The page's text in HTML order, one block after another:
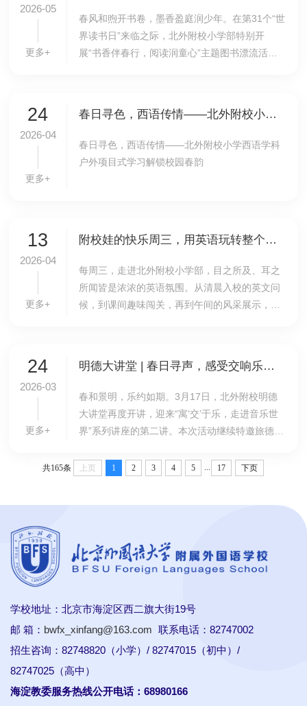
2026-05
更多+
春风和煦开书卷，墨香盈庭润少年。在第31个“世
界读书日”来临之际，北外附校小学部特别开
展“书香伴春行，阅读润童心”主题图书漂流活
24
2026-04
更多+
春日寻色，西语传情——北外附校小学西语学科户外项目式学习解锁校园春韵
春日寻色，西语传情——北外附校小学西语学科
户外项目式学习解锁校园春韵
13
2026-04
更多+
附校娃的快乐周三，用英语玩转整个校园！
每周三，走进北外附校小学部，目之所及、耳之
所闻皆是浓浓的英语氛围。从清晨入校的英文问
候，到课间趣味闯关，再到午间的风采展示，英
24
2026-03
更多+
明德大讲堂 | 春日寻声，感受交响乐的“力量”与“脉搏”
春和景明，乐约如期。3月17日，北外附校明德
大讲堂再度开讲，迎来“寓‘交’于乐，走进音乐世
界”系列讲座的第二讲。本次活动继续特邀旅德合
带领同学们深入交响殿堂，解锁铜管与打击乐的
共165条 上页 1 2 3 4 5 17 下页
学校地址：北京市海淀区西二旗大街19号
邮 箱： bwfx_xinfang@163.com 联系电话：82747002
招生咨询：82748820（小学）/ 82747015（初中）/
82747025（高中）
海淀教委服务热线公开电话：68980166